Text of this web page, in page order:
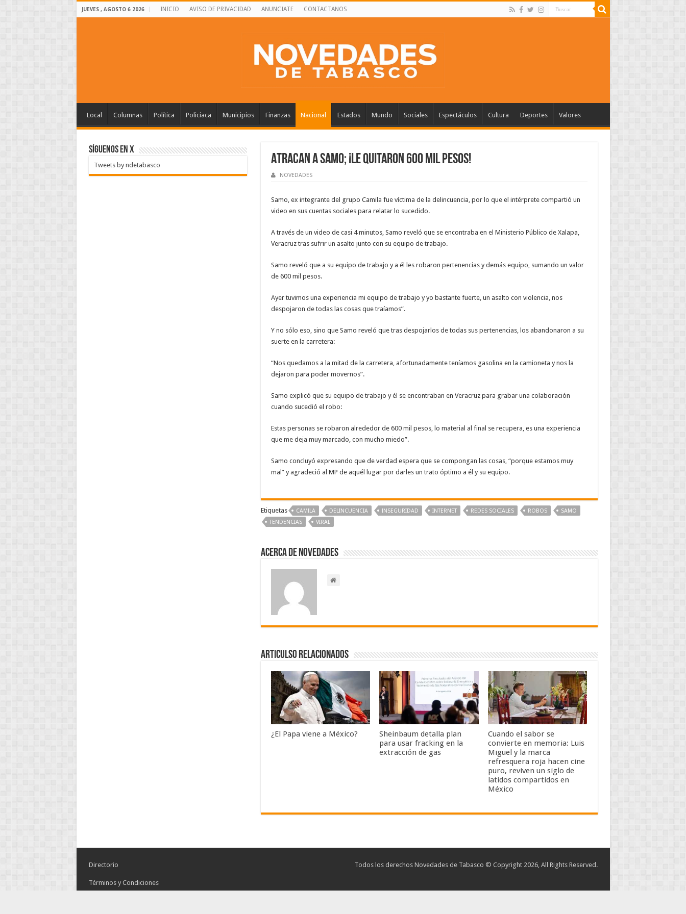
JUEVES , AGOSTO 6 2026 INICIO AVISO DE PRIVACIDAD ANUNCIATE CONTACTANOS
Local Columnas Política Policiaca Municipios Finanzas Nacional Estados Mundo Sociales Espectáculos Cultura Deportes Valores
Atracan a Samo; ¡le quitaron 600 mil pesos!
NOVEDADES
Samo, ex integrante del grupo Camila fue víctima de la delincuencia, por lo que el intérprete compartió un
video en sus cuentas sociales para relatar lo sucedido.
A través de un video de casi 4 minutos, Samo reveló que se encontraba en el Ministerio Público de Xalapa,
Veracruz tras sufrir un asalto junto con su equipo de trabajo.
Samo reveló que a su equipo de trabajo y a él les robaron pertenencias y demás equipo, sumando un valor
de 600 mil pesos.
Ayer tuvimos una experiencia mi equipo de trabajo y yo bastante fuerte, un asalto con violencia, nos
despojaron de todas las cosas que traíamos”.
Y no sólo eso, sino que Samo reveló que tras despojarlos de todas sus pertenencias, los abandonaron a su
suerte en la carretera:
“Nos quedamos a la mitad de la carretera, afortunadamente teníamos gasolina en la camioneta y nos la
dejaron para poder movernos”.
Samo explicó que su equipo de trabajo y él se encontraban en Veracruz para grabar una colaboración
cuando sucedió el robo:
Estas personas se robaron alrededor de 600 mil pesos, lo material al final se recupera, es una experiencia
que me deja muy marcado, con mucho miedo”.
Samo concluyó expresando que de verdad espera que se compongan las cosas, “porque estamos muy
mal” y agradeció al MP de aquél lugar por darles un trato óptimo a él y su equipo.
Etiquetas CAMILA DELINCUENCIA INSEGURIDAD INTERNET REDES SOCIALES ROBOS
SAMO
TENDENCIAS
VIRAL
Acerca de NOVEDADES
Articulso Relacionados
¿El Papa viene a México?
Sheinbaum detalla plan
para usar fracking en la
extracción de gas
Cuando el sabor se
convierte en memoria: Luis
Miguel y la marca
refresquera roja hacen cine
puro, reviven un siglo de
latidos compartidos en
México
SÍGUENOS EN X
Tweets by ndetabasco
Todos los derechos Novedades de Tabasco © Copyright 2026, All Rights Reserved.
Directorio
Términos y Condiciones